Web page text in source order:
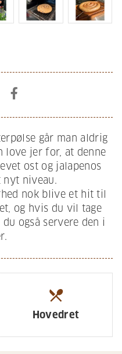
går man aldrig
love jer for, at denne
ost og jalapenos
niveau.
nok blive et hit til
og hvis du vil tage
også servere den i
restaurant_menu
Hovedret